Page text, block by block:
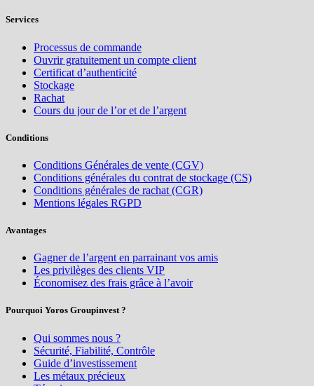
Services
Processus de commande
Ouvrir gratuitement un compte client
Certificat d’authenticité
Stockage
Rachat
Cours du jour de l’or et de l’argent
Conditions
Conditions Générales de vente (CGV)
Conditions générales du contrat de stockage (CS)
Conditions générales de rachat (CGR)
Mentions légales RGPD
Avantages
Gagner de l’argent en parrainant vos amis
Les privilèges des clients VIP
Économisez des frais grâce à l’avoir
Pourquoi Yoros Groupinvest ?
Qui sommes nous ?
Sécurité, Fiabilité, Contrôle
Guide d’investissement
Les métaux précieux